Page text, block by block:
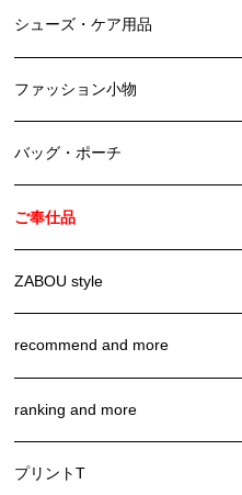
シューズ・ケア用品
ファッション小物
バッグ・ポーチ
ご奉仕品
ZABOU style
recommend and more
ranking and more
プリントT